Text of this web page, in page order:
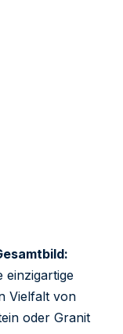
einzigartige
Vielfalt von
oder Granit